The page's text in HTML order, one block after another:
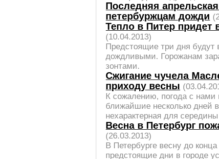
Последняя
петербуржцам дожди
Тепло в Питер придет
(10.04.2013)
Предстоящие три дня будут
дождливыми. Горожанам
зонтами.
Сжигание чучела
приходу весны
К сожалению, погода с
ближайшие несколько дней
нехарактерная для
Весна в Петербург
(26.03.2013)
В Петербурге весну до
предстоящие дни в городе